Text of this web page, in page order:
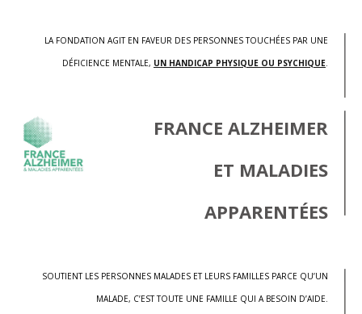
LA FONDATION AGIT EN FAVEUR DES PERSONNES TOUCHÉES PAR UNE
DÉFICIENCE MENTALE, UN HANDICAP PHYSIQUE OU PSYCHIQUE.
FRANCE ALZHEIMER
ET MALADIES
APPARENTÉES
SOUTIENT LES PERSONNES MALADES ET LEURS FAMILLES PARCE QU’UN
MALADE, C’EST TOUTE UNE FAMILLE QUI A BESOIN D’AIDE.